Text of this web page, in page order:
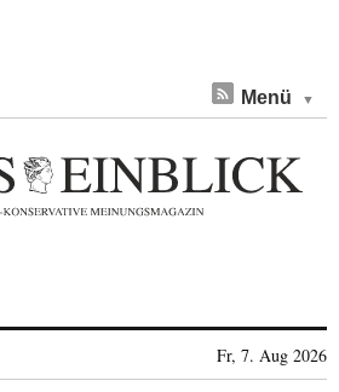
Menü
Fr, 7. Aug 2026